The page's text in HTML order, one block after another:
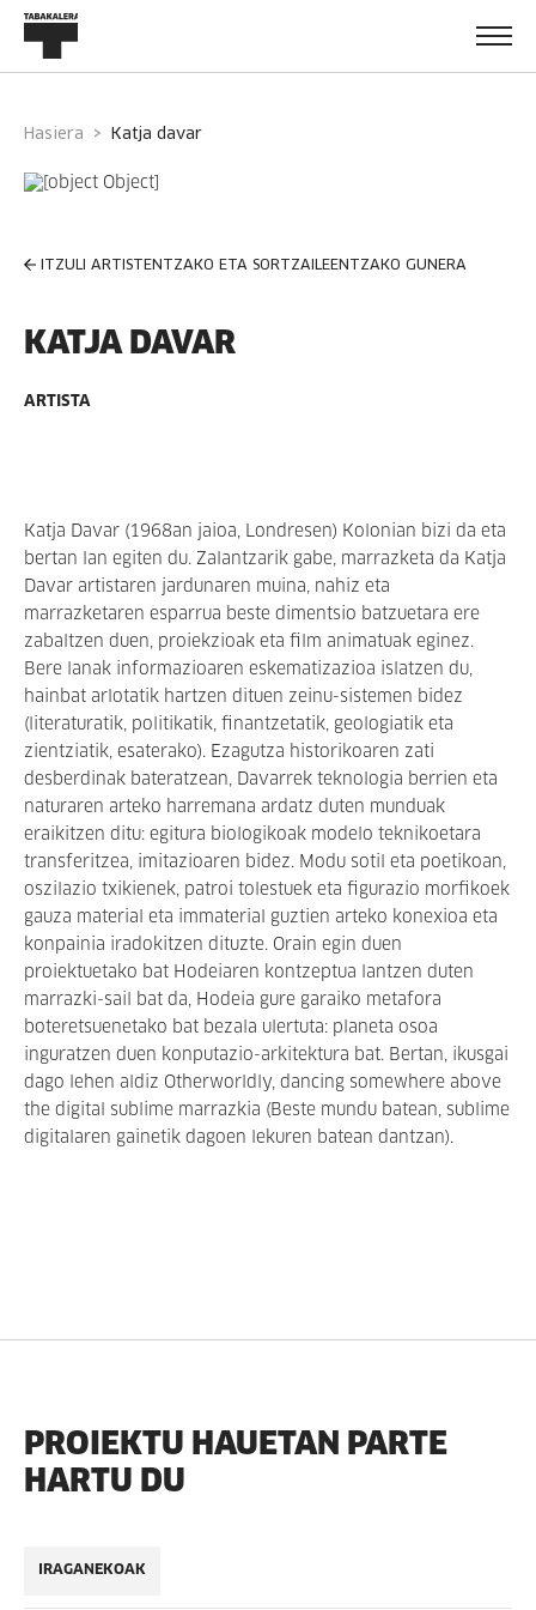
Hasiera katja davar
ITZULI ARTISTENTZAKO ETA SORTZAILEENTZAKO GUNERA
KATJA DAVAR
ARTISTA
Katja Davar (1968an jaioa, Londresen) Kolonian bizi da eta
bertan lan egiten du. Zalantzarik gabe, marrazketa da Katja
Davar artistaren jardunaren muina, nahiz eta
marrazketaren esparrua beste dimentsio batzuetara ere
zabaltzen duen, proiekzioak eta film animatuak eginez.
Bere lanak informazioaren eskematizazioa islatzen du,
hainbat arlotatik hartzen dituen zeinu-sistemen bidez
(literaturatik, politikatik, finantzetatik, geologiatik eta
zientziatik, esaterako). Ezagutza historikoaren zati
desberdinak bateratzean, Davarrek teknologia berrien eta
naturaren arteko harremana ardatz duten munduak
eraikitzen ditu: egitura biologikoak modelo teknikoetara
transferitzea, imitazioaren bidez. Modu sotil eta poetikoan,
oszilazio txikienek, patroi tolestuek eta figurazio morfikoek
gauza material eta immaterial guztien arteko konexioa eta
konpainia iradokitzen dituzte. Orain egin duen
proiektuetako bat Hodeiaren kontzeptua lantzen duten
marrazki-sail bat da, Hodeia gure garaiko metafora
boteretsuenetako bat bezala ulertuta: planeta osoa
inguratzen duen konputazio-arkitektura bat. Bertan, ikusgai
dago lehen aldiz Otherworldly, dancing somewhere above
the digital sublime marrazkia (Beste mundu batean, sublime
digitalaren gainetik dagoen lekuren batean dantzan).
PROIEKTU HAUETAN PARTE
HARTU DU
IRAGANEKOAK